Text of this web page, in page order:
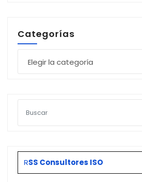
Categorías
RSS Consultores ISO